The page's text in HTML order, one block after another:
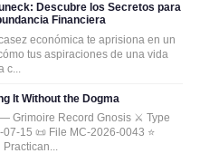
Descubre los Secretos para
Financiera
económica te aprisiona en un
tus aspiraciones de una vida
It Without the Dogma
Grimoire Record Gnosis ⚔️ Type
15 📜 File MC-2026-0043 ⭐